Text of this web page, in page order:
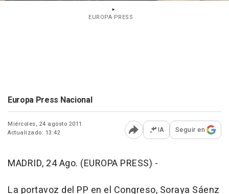
EUROPA PRESS
Europa Press Nacional
Miércoles, 24 agosto 2011
Actualizado: 13:42
Abrir opciones para
IA Seguir en
MADRID, 24 Ago. (EUROPA PRESS) -
La portavoz del PP en el Congreso, Soraya Sáenz